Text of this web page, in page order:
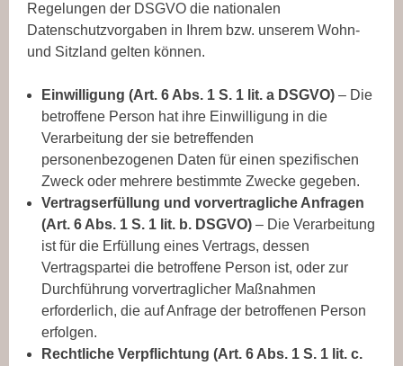
Regelungen der DSGVO die nationalen
Datenschutzvorgaben in Ihrem bzw. unserem Wohn-
und Sitzland gelten können.
Einwilligung (Art. 6 Abs. 1 S. 1 lit. a DSGVO) – Die
betroffene Person hat ihre Einwilligung in die
Verarbeitung der sie betreffenden
personenbezogenen Daten für einen spezifischen
Zweck oder mehrere bestimmte Zwecke gegeben.
Vertragserfüllung und vorvertragliche Anfragen
(Art. 6 Abs. 1 S. 1 lit. b. DSGVO) – Die Verarbeitung
ist für die Erfüllung eines Vertrags, dessen
Vertragspartei die betroffene Person ist, oder zur
Durchführung vorvertraglicher Maßnahmen
erforderlich, die auf Anfrage der betroffenen Person
erfolgen.
Rechtliche Verpflichtung (Art. 6 Abs. 1 S. 1 lit. c.